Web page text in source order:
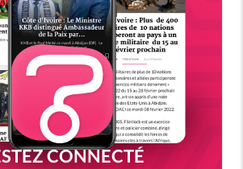
CONNECTÉ